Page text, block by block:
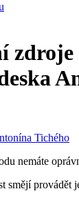
Tichého
nemáte
smějí provádět